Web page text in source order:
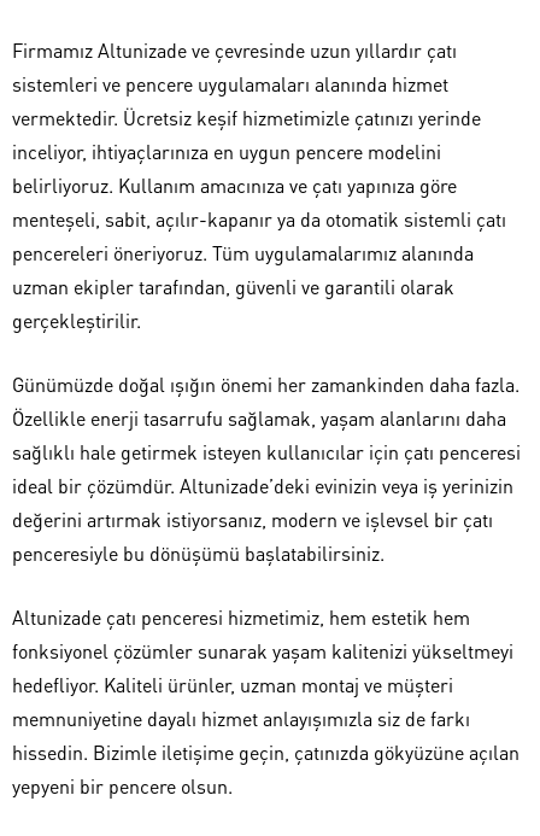
Firmamız Altunizade ve çevresinde uzun yıllardır çatı
sistemleri ve pencere uygulamaları alanında hizmet
vermektedir. Ücretsiz keşif hizmetimizle çatınızı yerinde
inceliyor, ihtiyaçlarınıza en uygun pencere modelini
belirliyoruz. Kullanım amacınıza ve çatı yapınıza göre
menteşeli, sabit, açılır-kapanır ya da otomatik sistemli çatı
pencereleri öneriyoruz. Tüm uygulamalarımız alanında
uzman ekipler tarafından, güvenli ve garantili olarak
gerçekleştirilir.
Günümüzde doğal ışığın önemi her zamankinden daha fazla.
Özellikle enerji tasarrufu sağlamak, yaşam alanlarını daha
sağlıklı hale getirmek isteyen kullanıcılar için çatı penceresi
ideal bir çözümdür. Altunizade’deki evinizin veya iş yerinizin
değerini artırmak istiyorsanız, modern ve işlevsel bir çatı
penceresiyle bu dönüşümü başlatabilirsiniz.
Altunizade çatı penceresi hizmetimiz, hem estetik hem
fonksiyonel çözümler sunarak yaşam kalitenizi yükseltmeyi
hedefliyor. Kaliteli ürünler, uzman montaj ve müşteri
memnuniyetine dayalı hizmet anlayışımızla siz de farkı
hissedin. Bizimle iletişime geçin, çatınızda gökyüzüne açılan
yepyeni bir pencere olsun.